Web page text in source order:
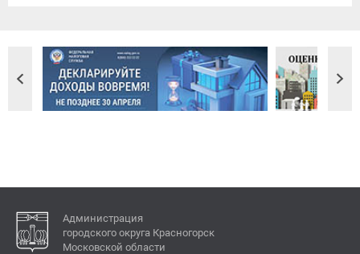
Администрация
городского округа Красногорск
Московской области